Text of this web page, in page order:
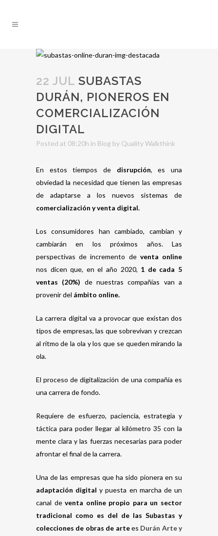
22 JUL SUBASTAS
DURÁN, PIONEROS EN
COMERCIALIZACIÓN
DIGITAL
Posted at 08:20h in Blog by Quality Walkthink
En estos tiempos de disrupción, es una
obviedad la necesidad que tienen las empresas
de adaptarse a los nuevos sistemas de
comercialización y venta digital.
Los consumidores han cambiado, cambian y
cambiarán en los próximos años. Las
perspectivas de incremento de venta online
nos dicen que, en el año 2020, 1 de cada 5
ventas (20%) de nuestras compañías van a
provenir del ámbito online.
La carrera digital va a provocar que existan dos
tipos de empresas, las que sobrevivan y crezcan
al ritmo de la ola y los que se queden mirando la
ola.
El proceso de digitalización de una compañía es
una carrera de fondo.
Requiere de esfuerzo, paciencia, estrategia y
táctica para poder llegar al kilómetro 35 con la
mente clara y las fuerzas necesarias para poder
afrontar el final de la carrera.
Una de las empresas que ha sido pionera en su
adaptación digital y puesta en marcha de un
canal deventa online propio para un sector
tradicional como es del de las Subastas y
colecciones de obras de artees Durán Arte y